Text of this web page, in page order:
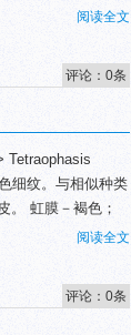
阅读全文
评论：0条
Tetraophasis
细纹。与相似种类
。 虹膜－褐色；
阅读全文
评论：0条